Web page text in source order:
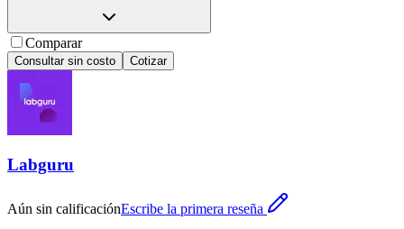
Comparar
Consultar sin costo Cotizar
Labguru
Aún sin calificaciónEscribe la primera reseña